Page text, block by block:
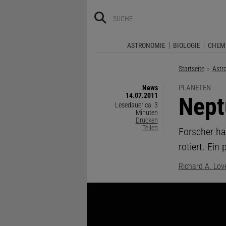
ASTRONOMIE BIOLOGIE
Startseite
News
14.07.2011
Lesedauer ca. 3
Minuten
Drucken
Teilen
PLANETEN
:
Forscher
rotiert. Ein
Richard A.